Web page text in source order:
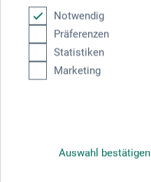
Notwendig
Präferenzen
Statistiken
Marketing
Auswahl bestätigen
Nachhaltig einkaufen